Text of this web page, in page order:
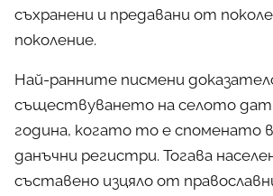
съхранени и предавани от
поколение.
Най-ранните писмени
съществуването на селото
година, когато то е споменато
данъчни регистри. Тогава
съставено изцяло от